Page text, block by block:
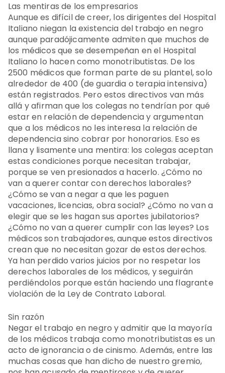
Las mentiras de los empresarios
Aunque es difícil de creer, los dirigentes del Hospital
Italiano niegan la existencia del trabajo en negro
aunque paradójicamente admiten que muchos de
los médicos que se desempeñan en el Hospital
Italiano lo hacen como monotributistas. De los
2500 médicos que forman parte de su plantel, solo
alrededor de 400 (de guardia o terapia intensiva)
están registrados. Pero estos directivos van más
allá y afirman que los colegas no tendrían por qué
estar en relación de dependencia y argumentan
que a los médicos no les interesa la relación de
dependencia sino cobrar por honorarios. Eso es
llana y lisamente una mentira: los colegas aceptan
estas condiciones porque necesitan trabajar,
porque se ven presionados a hacerlo. ¿Cómo no
van a querer contar con derechos laborales?
¿Cómo se van a negar a que les paguen
vacaciones, licencias, obra social? ¿Cómo no van a
elegir que se les hagan sus aportes jubilatorios?
¿Cómo no van a querer cumplir con las leyes? Los
médicos son trabajadores, aunque estos directivos
crean que no necesitan gozar de estos derechos.
Ya han perdido varios juicios por no respetar los
derechos laborales de los médicos, y seguirán
perdiéndolos porque están haciendo una flagrante
violación de la Ley de Contrato Laboral.
Sin razón
Negar el trabajo en negro y admitir que la mayoría
de los médicos trabaja como monotributistas es un
acto de ignorancia o de cinismo. Además, entre las
muchas cosas que han dicho de nuestro gremio,